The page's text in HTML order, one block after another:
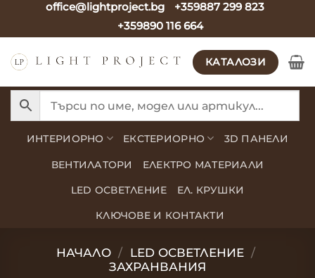
office@lightproject.bg
+359887 299 823
+359890 116 664
КАТАЛОЗИ
ИНТЕРИОРНО ЕКСТЕРИОРНО 3D ПАНЕЛИ
ВЕНТИЛАТОРИ ЕЛЕКТРО МАТЕРИАЛИ
LED ОСВЕТЛЕНИЕ ЕЛ. КРУШКИ
КЛЮЧОВЕ И КОНТАКТИ
НАЧАЛО / LED ОСВЕТЛЕНИЕ /
ЗАХРАНВАНИЯ